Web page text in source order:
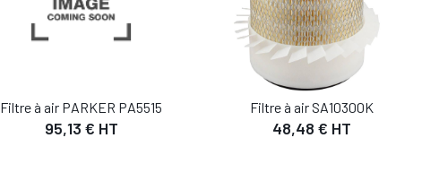
Filtre à air PARKER PA5515
95,13 € HT
Filtre à air SA10300K
48,48 € HT